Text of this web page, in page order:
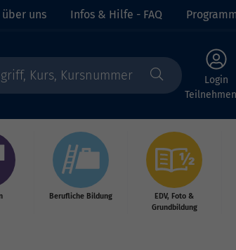
über uns Infos & Hilfe - FAQ
Login
Berufliche Bildung
EDV, Foto &
Grundbildung